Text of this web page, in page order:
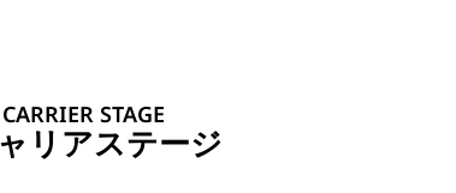
CARRIER STAGE
リアステージ